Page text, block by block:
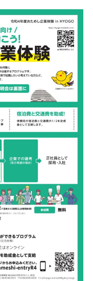
9
,
2
0
2
3